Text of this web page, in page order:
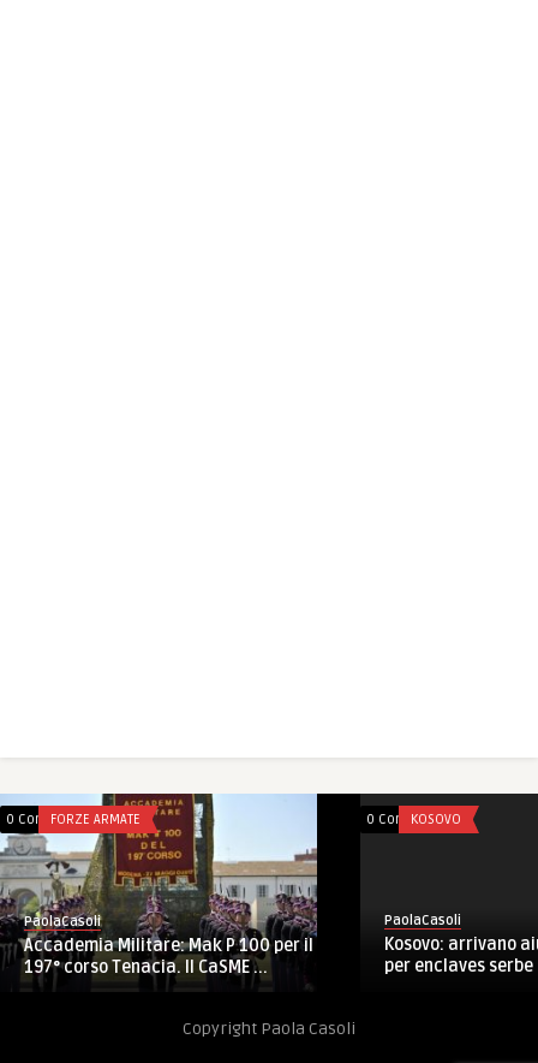
0 CommentsFORZE ARMATE
PaolaCasoli
Accademia Militare: Mak P 100 per il
197° corso Tenacia. Il CaSME ...
0 Comments
KOSOVO
PaolaCasoli
Kosovo: arrivano
per enclaves serbe
Copyright Paola Casoli